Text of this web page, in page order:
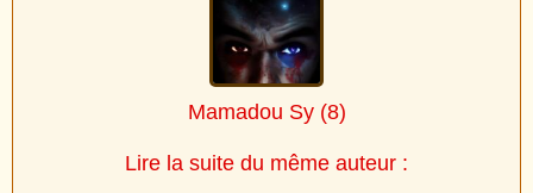
Mamadou Sy(8)
Lire la suite du même auteur :